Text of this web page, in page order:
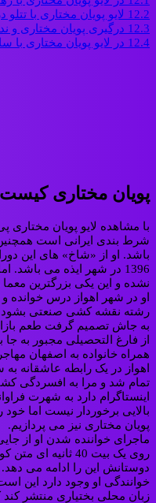
12.2 لایو پویان مختاری با
12.3 درگیری پویان مختاری و
12.4 در لایو پویان مختاری
پویان مختاری
با مشاهده لایو پویان
شرط بندی ایرانی است
1396 در شهر ایذه می
نشده و این یکی بزرگترین
او در شهر اهواز درس خوانده
رشته نقشه کشی صنعتی بشود.
به جاش تصمیم گرفت طعم
از فارغ التحصیلی مجبور به
همراه خانواده به اصفهان
اهواز در یک رابطه عاشقانه
تمام شد و مرا به افسردگی
اینستاگرام دارد به شهرت
بالایی برخوردار نیست اما خود
پویان مختاری نیز می پردازیم.
ماجرای خواننده شدن او از
روی یک بیت 40
دوستانش این را ادامه می
خوانندگی او وجود دارد این
زبان محلی بختیاری منتشر کند